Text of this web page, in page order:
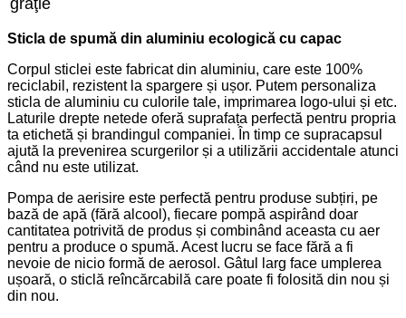
graţie
Sticla de spumă din aluminiu ecologică cu capac
Corpul sticlei este fabricat din aluminiu, care este 100%
reciclabil, rezistent la spargere și ușor. Putem personaliza
sticla de aluminiu cu culorile tale, imprimarea logo-ului și etc.
Laturile drepte netede oferă suprafața perfectă pentru propria
ta etichetă și brandingul companiei. În timp ce supracapsul
ajută la prevenirea scurgerilor și a utilizării accidentale atunci
când nu este utilizat.
Pompa de aerisire este perfectă pentru produse subțiri, pe
bază de apă (fără alcool), fiecare pompă aspirând doar
cantitatea potrivită de produs și combinând aceasta cu aer
pentru a produce o spumă. Acest lucru se face fără a fi
nevoie de nicio formă de aerosol. Gâtul larg face umplerea
ușoară, o sticlă reîncărcabilă care poate fi folosită din nou și
din nou.